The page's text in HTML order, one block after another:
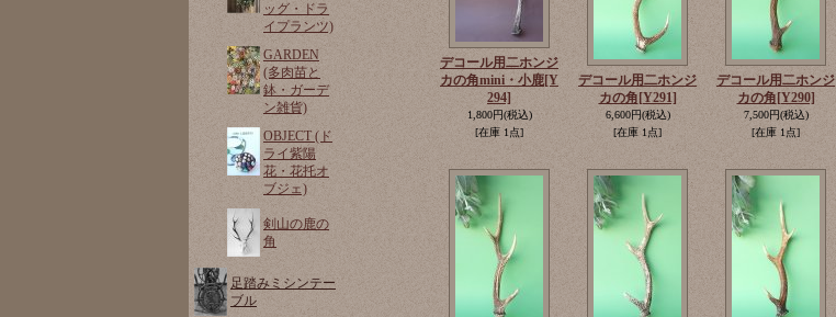
ッグ・ドラ
イプランツ)
GARDEN
(多肉苗と
鉢・ガーデ
ン雑貨)
OBJECT (ド
ライ紫陽
花・花托オ
ブジェ)
剣山の鹿の
角
足踏みミシンテー
ブル
デコール用二ホンジ
カの角mini・小鹿[Y
294]
1,800円(税込)
[在庫 1点]
デコール用二ホンジ
カの角 [Y291]
6,600円(税込)
[在庫 1点]
デコール用二ホンジ
カの角 [Y290]
7,500円(税込)
[在庫 1点]